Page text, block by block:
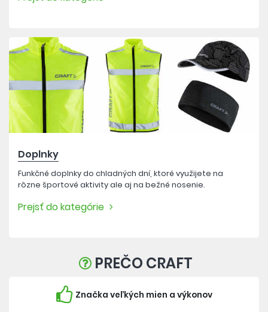
Doplnky
Funkčné doplnky do chladných dní, ktoré využijete na
rôzne športové aktivity ale aj na bežné nosenie.
Prejsť do kategórie
PREČO CRAFT
Značka veľkých mien a výkonov